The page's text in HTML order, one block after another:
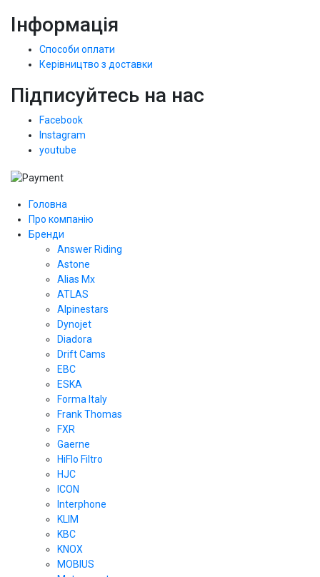
Інформація
Способи оплати
Керівництво з доставки
Підписуйтесь на нас
Facebook
Instagram
youtube
Головна
Про компанію
Бренди
Answer Riding
Astone
Alias Mx
ATLAS
Alpinestars
Dynojet
Diadora
Drift Cams
EBC
ESKA
Forma Italy
Frank Thomas
FXR
Gaerne
HiFlo Filtro
HJC
ICON
Interphone
KLIM
KBC
KNOX
MOBIUS